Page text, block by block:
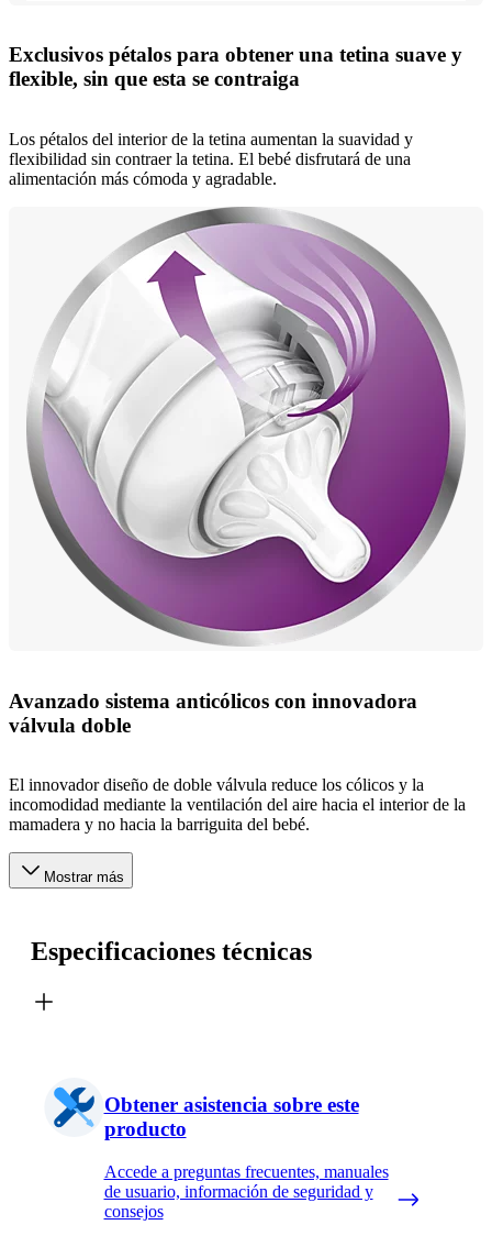
Exclusivos pétalos para obtener una tetina suave y
flexible, sin que esta se contraiga
Los pétalos del interior de la tetina aumentan la suavidad y
flexibilidad sin contraer la tetina. El bebé disfrutará de una
alimentación más cómoda y agradable.
Avanzado sistema anticólicos con innovadora
válvula doble
El innovador diseño de doble válvula reduce los cólicos y la
incomodidad mediante la ventilación del aire hacia el interior de la
mamadera y no hacia la barriguita del bebé.
Mostrar más
Especificaciones técnicas
Obtener asistencia sobre este
producto
Accede a preguntas frecuentes, manuales
de usuario, información de seguridad y
consejos